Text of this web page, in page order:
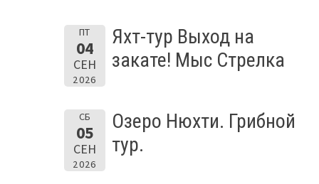
ПТ
04
СЕН
2026
Яхт-тур Выход на
закате! Мыс Стрелка
СБ
05
СЕН
2026
Озеро Нюхти. Грибной
тур.